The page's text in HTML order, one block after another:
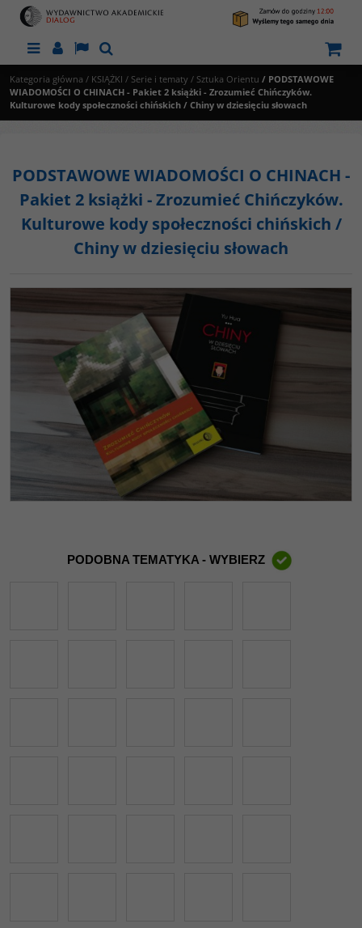
MenuPanelLangSzukaj
Kategoria główna / KSIĄŻKI / Serie i tematy / Sztuka Orientu / PODSTAWOWE
WIADOMOŚCI O CHINACH - Pakiet 2 książki - Zrozumieć Chińczyków.
Kulturowe kody społeczności chińskich / Chiny w dziesięciu słowach
PODSTAWOWE WIADOMOŚCI O CHINACH -
Pakiet 2 książki - Zrozumieć Chińczyków.
Kulturowe kody społeczności chińskich /
Chiny w dziesięciu słowach
PODOBNA TEMATYKA - WYBIERZ